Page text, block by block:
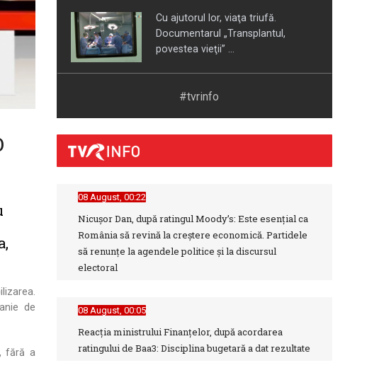
de
fără a
Cu ajutorul lor, viaţa triufă.
Documentarul „Transplantul,
povestea vieţii” ...
APADOR-CH a câștigat procesul cu
Instabilitate fiscală în Europa:
„Parada de Ziua Naţională a
Franţei”, de la Paris, în direct la TVR
contestațiilor urcă rata de
promovare la cel mai ...
#tvrinfo
08 August, 00:22
Nicușor Dan, după ratingul Moody’s: Este esențial ca
România să revină la creștere economică. Partidele
să renunțe la agendele politice și la discursul
electoral
08 August, 00:05
Reacția ministrului Finanțelor, după acordarea
ratingului de Baa3: Disciplina bugetară a dat rezultate